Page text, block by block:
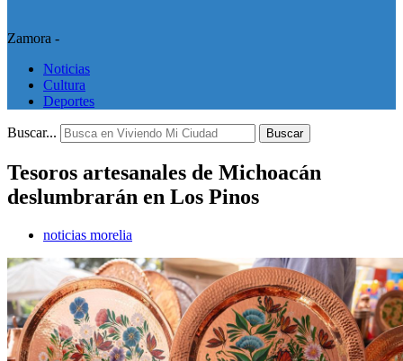
Zamora -
Noticias
Cultura
Deportes
Buscar... Buscar
Tesoros artesanales de Michoacán
deslumbrarán en Los Pinos
noticias morelia